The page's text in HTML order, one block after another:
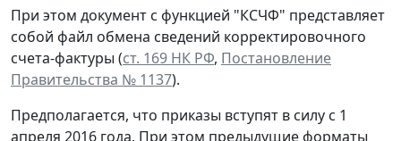
При этом документ с функцией "КСЧФ" представляет
собой файл обмена сведений корректировочного
счета-фактуры (ст. 169 НК РФ, Постановление
Правительства № 1137).
Предполагается, что приказы вступят в силу с 1
апреля 2016 года. При этом предыдущие форматы